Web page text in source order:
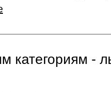
категориям -